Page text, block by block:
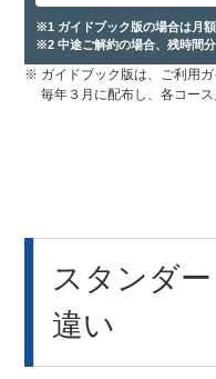
※1 ガイドブック版の場合は月
※2 中途ご解約の場合、残時間
※ ガイドブック版は、ご利用
毎年３月に配布し、各コー
スタンダ
違い